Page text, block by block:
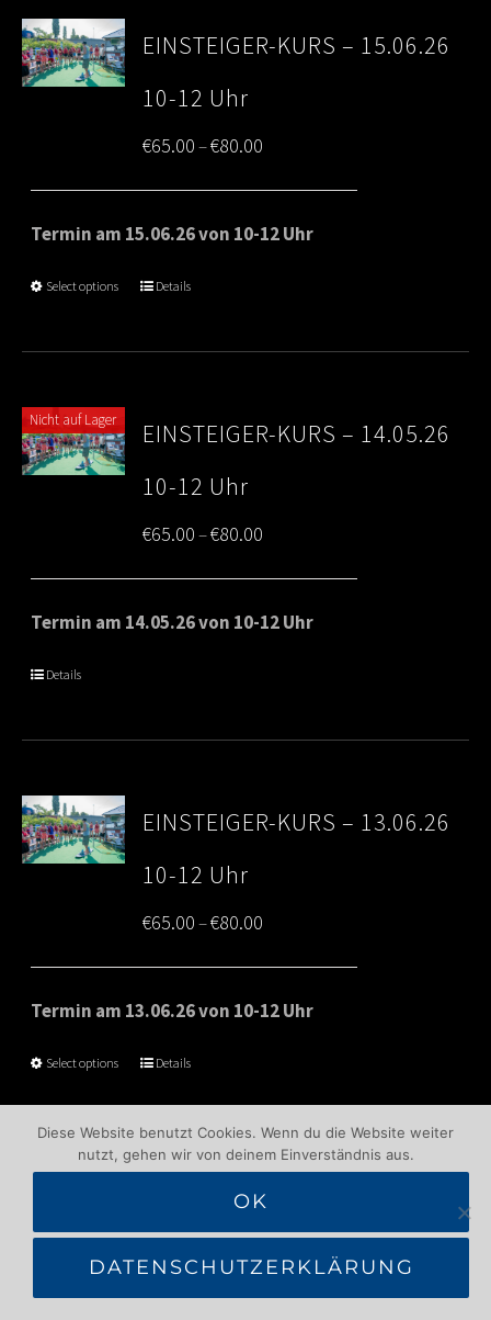
EINSTEIGER-KURS – 15.06.26
10-12 Uhr
€65.00–€80.00
range:
€65.00
Termin am 15.06.26 von 10-12 Uhr
Select options Details
Nicht auf Lager
EINSTEIGER-KURS – 14.05.26
10-12 Uhr
€65.00–€80.00
range:
€65.00
Termin am 14.05.26 von 10-12 Uhr
Details
EINSTEIGER-KURS – 13.06.26
10-12 Uhr
€65.00–€80.00
range:
€65.00
Termin am 13.06.26 von 10-12 Uhr
Select options Details
Diese Website benutzt Cookies. Wenn du die Website weiter
nutzt, gehen wir von deinem Einverständnis aus.
OK
DATENSCHUTZERKLÄRUNG